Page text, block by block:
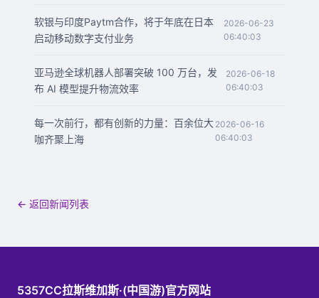
软银与印度Paytm合作，将于年底在日本
启动移动数字支付业务
2026-06-23
06:40:03
亚马逊全球机器人部署突破 100 万台，发
布 AI 模型提升物流效率
2026-06-18
06:40:03
每一次前行，都有创新的力量：百余位大
咖齐聚上海
2026-06-16
06:40:03
← 返回新闻列表
5357CC拉斯维加斯·(中国游)官方网站